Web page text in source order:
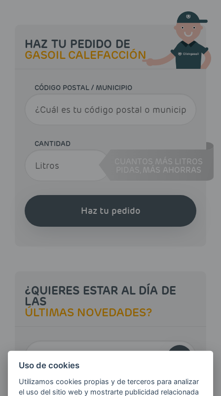
HAZ TU PEDIDO DE
GASOIL CALEFACCIÓN
CÓDIGO POSTAL / MUNICIPIO
CANTIDAD
CUANTOS MÁS LITROS
MÁS AHORRAS
Haz tu pedido
¿QUIERES ESTAR AL DÍA DE
LAS
ÚLTIMAS NOVEDADES?
Quiero recibir las últimas novedades de AVIA
Uso de cookies
Utilizamos cookies propias y de terceros para analizar
el uso del sitio web y mostrarte publicidad relacionada